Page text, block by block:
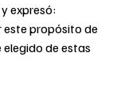
expresó:
este propósito de
elegido de estas